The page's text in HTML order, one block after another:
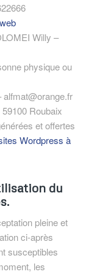
Willy –
physique ou
Roubaix
et offertes
Wordpress à
du
pleine et
ci-après
susceptibles
les